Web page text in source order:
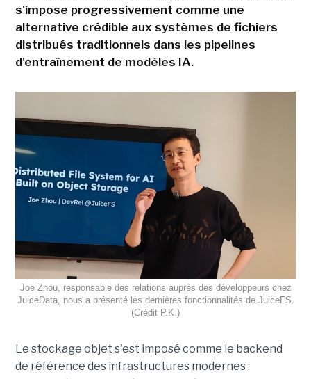
s'impose progressivement comme une
alternative crédible aux systèmes de fichiers
distribués traditionnels dans les pipelines
d'entraînement de modèles IA.
Joe Zhou, responsable des relations auprès des développeurs chez
JuiceData, nous a présenté les dernières fonctionnalités de JuiceFS.
(Crédit P.K.)
Le stockage objet s'est imposé comme le backend
de référence des infrastructures modernes :